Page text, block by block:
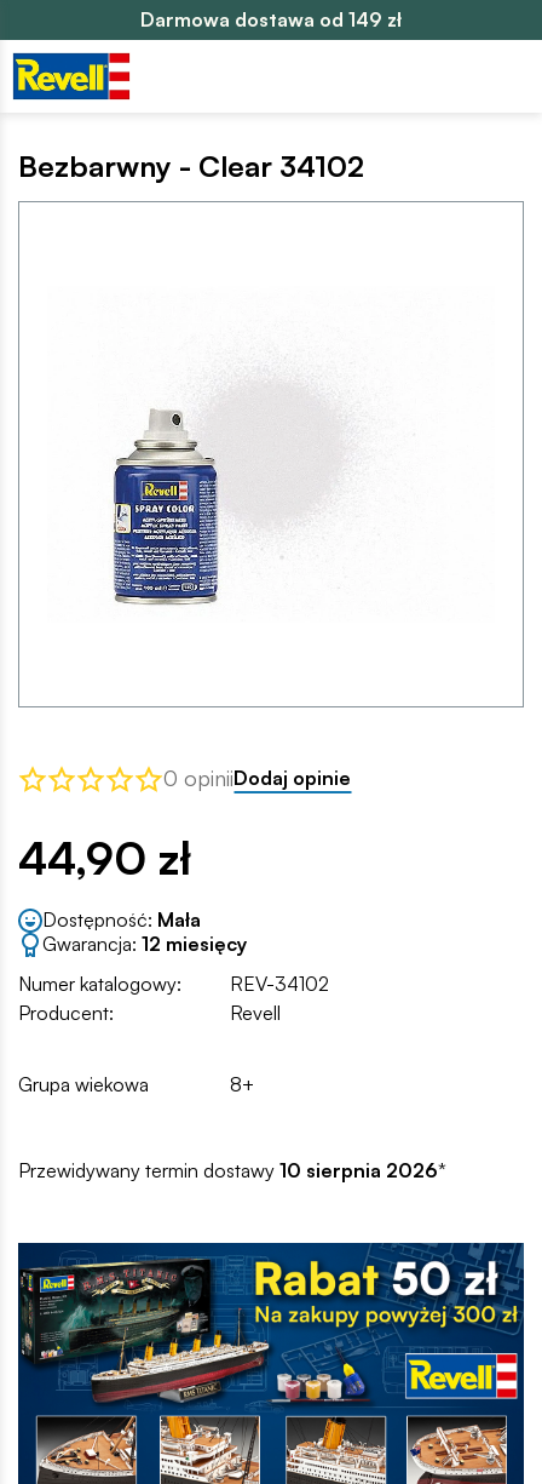
Darmowa dostawa od 149 zł
Bezbarwny - Clear 34102
0 opiniiDodaj opinie
44,90 zł
Dostępność: Mała
Gwarancja: 12 miesięcy
Numer katalogowy:
REV-34102
Producent:
Revell
Grupa wiekowa 8+
Przewidywany termin dostawy 10 sierpnia 2026*